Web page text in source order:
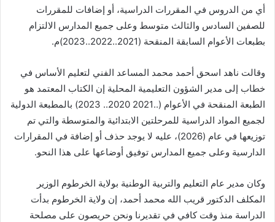
أي من الدروس في المقررات الدراسية، أو إضافات للمقررات
للصفين السادس والثالث متوسط وعلى جميع المدارس الالتزام
بطبعات الأعوام السابقة المنقحة (2021..2022..2023)م.
وقالت ناهد اسحق أحمد محمد المساعد الفني لتعليم الأساس في
خطاب إلى مدير الشؤون التعليمية المحلية إن الكتاب المعتمد هو
الطبعة المنقحة في الأعوام (..2021 2020.. 2023) بالمطبعة الدولية
لجميع المواد الدراسية للمرحلتين الابتدائية والمتوسطة والتي تم
توزيعها في عام (2026)، عليه لا يوجد حذف أو إضافة في المقرارات
الدارسية وعلى جميع المدارس توفيق أوضاعها على هذا النحو.
وكان مدير عام التعليم والتربية الوطنية بولاية الخرطوم الوزير
المكلف الدكتور قريب الله محمد أحمد، إن ولاية الخرطوم بدأت
الدراسة منذ وقت كافي في تقديرنا ونحن حريصون على مصلحة